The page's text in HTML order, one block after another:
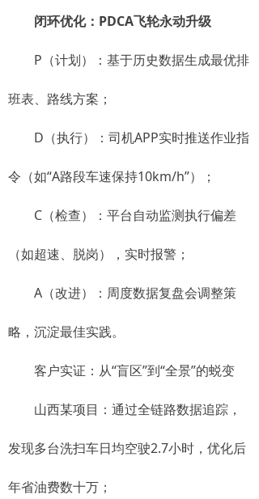
闭环优化：PDCA飞轮永动升级
P（计划）：基于历史数据生成最优排
班表、路线方案；
D（执行）：司机APP实时推送作业指
令（如“A路段车速保持10km/h”）；
C（检查）：平台自动监测执行偏差
（如超速、脱岗），实时报警；
A（改进）：周度数据复盘会调整策
略，沉淀最佳实践。
客户实证：从“盲区”到“全景”的蜕变
山西某项目：通过全链路数据追踪，
发现多台洗扫车日均空驶2.7小时，优化后
年省油费数十万；